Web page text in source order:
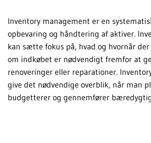
Inventory management er en
opbevaring og håndtering af aktiver.
kan sætte fokus på, hvad og hvornår
om indkøbet er nødvendigt fremfor at
renoveringer eller reparationer.
give det nødvendige overblik, når man
budgetterer og gennemfører